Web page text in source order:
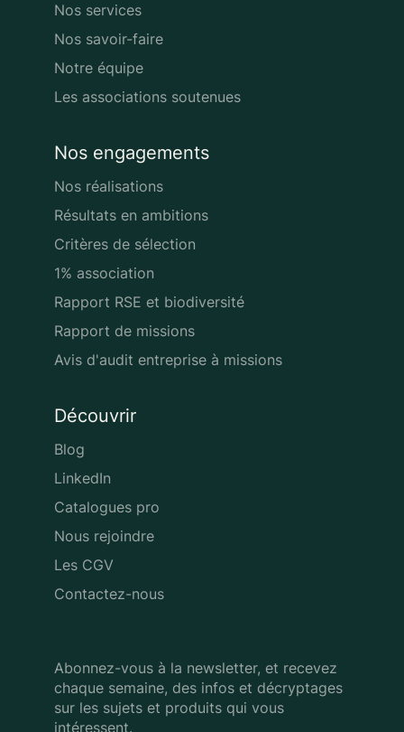
Nos services
Nos savoir-faire
Notre équipe
Les associations soutenues
Nos engagements
Nos réalisations
Résultats en ambitions
Critères de sélection
1% association
Rapport RSE et biodiversité
Rapport de missions
Avis d'audit entreprise à missions
Découvrir
Blog
LinkedIn
Catalogues pro
Nous rejoindre
Les CGV
Contactez-nous
Abonnez-vous à la newsletter, et recevez
chaque semaine, des infos et décryptages
sur les sujets et produits qui vous
intéressent.